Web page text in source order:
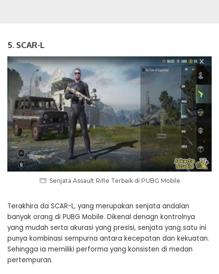
5. SCAR-L
Senjata Assault Rifle Terbaik di PUBG Mobile
Terakhira da SCAR-L, yang merupakan senjata andalan
banyak orang di PUBG Mobile. Dikenal denagn kontrolnya
yang mudah serta akurasi yang presisi, senjata yang satu ini
punya kombinasi sempurna antara kecepatan dan kekuatan.
Sehingga ia memiliki performa yang konsisten di medan
pertempuran.